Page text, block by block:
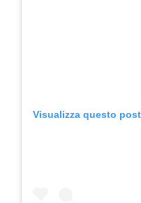
Visualizza questo